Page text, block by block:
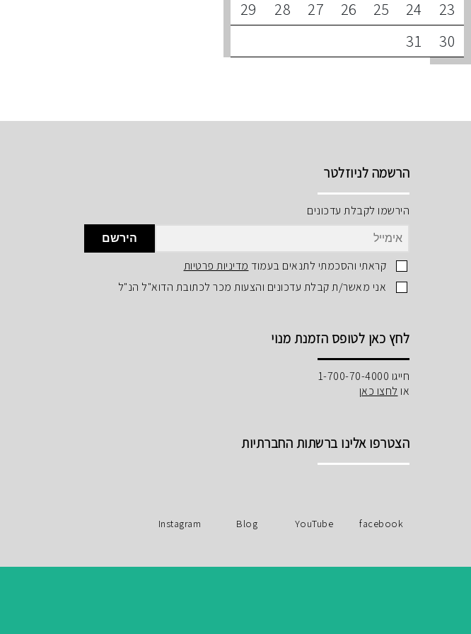
23
24
25
26
27
28
29
30
31
הרשמה לניוזלטר
הירשמו לקבלת עדכונים
הירשם
קראתי והסכמתי לתנאים בעמוד מדיניות פרטיות
אני מאשר/ת קבלת עדכונים והצעות מכר לכתובת הדוא"ל הנ"ל
לחץ כאן לטופס הזמנת מנוי
חייגו 1-700-70-4000
או לחצו כאן
הצטרפו אלינו ברשתות החברתיות
facebook
YouTube
Blog
Instagram